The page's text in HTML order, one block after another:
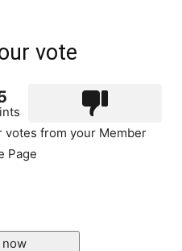
vote
votes from your Member
Page
now